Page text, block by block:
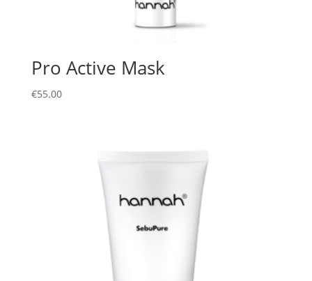
Pro Active Mask
€55.00